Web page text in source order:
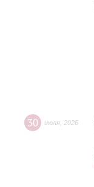
30 июля 2026